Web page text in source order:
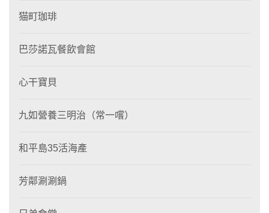
猫町珈琲
巴莎諾瓦餐飲會館
心干寶貝
九如營養三明治（常一嚐）
和平島35活海產
芳鄰涮涮鍋